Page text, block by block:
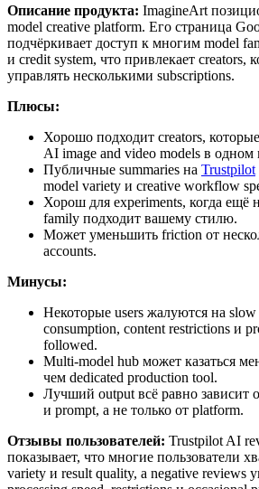
Описание продукта: ImagineArt
model creative platform. Его страница
подчёркивает доступ к многим model
и credit system, что привлекает creators,
управлять несколькими subscriptions.
Плюсы:
Хорошо подходит creators,
AI image and video models в одном
Публичные summaries на Trustpilot
model variety и creative workflow
Хорош для experiments, когда ещё
family подходит вашему стилю.
Может уменьшить friction от
accounts.
Минусы:
Некоторые users жалуются на
consumption, content restrictions и
followed.
Multi-model hub может казаться
чем dedicated production tool.
Лучший output всё равно зависит
и prompt, а не только от platform.
Отзывы пользователей: Trustpilot AI
показывает, что многие пользователи
variety и result quality, а negative reviews